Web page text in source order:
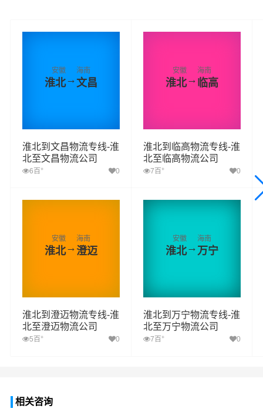
安徽
淮北→
海南
文昌
淮北到文昌物流专线-淮
北至文昌物流公司
6百 + 0
安徽
淮北→
海南
临高
淮北到临高物流专线-淮
北至临高物流公司
7百 + 0
安徽
淮北→
海南
澄迈
淮北到澄迈物流专线-淮
北至澄迈物流公司
5百 + 0
安徽
淮北→
海南
万宁
淮北到万宁物流专线-淮
北至万宁物流公司
7百 + 0
相关咨询